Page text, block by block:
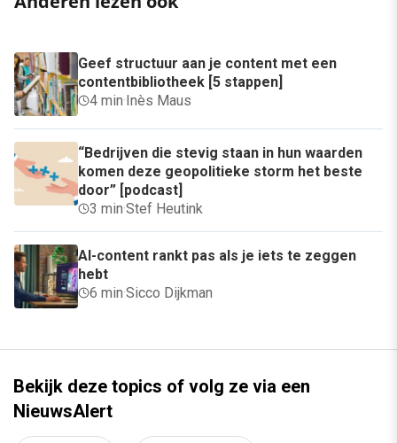
Geef structuur aan je content met een
contentbibliotheek [5 stappen]
4 min·Inès Maus
“Bedrijven die stevig staan in hun waarden
komen deze geopolitieke storm het beste
door” [podcast]
3 min·Stef Heutink
AI-content rankt pas als je iets te zeggen
hebt
6 min·Sicco Dijkman
Bekijk deze topics of volg ze via een
NieuwsAlert